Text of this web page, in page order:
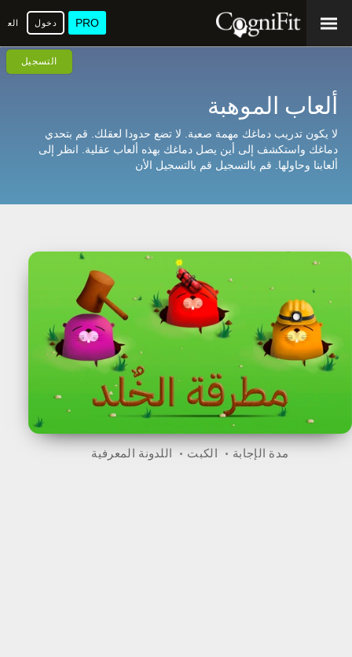
PRO دخول
التسجيل
ألعاب الموهبة
لا يكون تدريب دماغك مهمة صعبة. لا تضع حدودا لعقلك. قم بتحدي
دماغك واستكشف إلى أين يصل دماغك بهذه ألعاب عقلية. انظر إلى
ألعابنا وحاولها. قم بالتسجيل قم بالتسجيل الأن
مدة الإجابة الكبت اللدونة المعرفية